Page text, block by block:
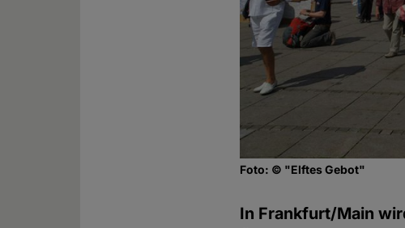
Foto: © "Elftes Gebot"
In Frankfurt/Main